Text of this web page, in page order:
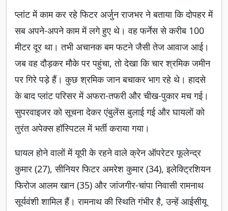
प्लांट में काम कर रहे फिटर अर्जुन राजभर ने बताया कि दोपहर में
सब अपने-अपने काम में लगे हुए थे। वह फर्नेस से करीब 100
मीटर दूर था। तभी अचानक बम फटने जैसी तेज आवाज आई।
जब वह दौड़कर मौके पर पहुंचा, तो देखा कि चार श्रमिक जमीन
पर गिरे पड़े हैं। कुछ श्रमिक जान बचाकर भाग रहे थे। हादसे
के बाद प्लांट परिसर में अफरा-तफरी और चीख-पुकार मच गई।
सुपरवाइजर को सूचना देकर एंबुलेंस बुलाई गई और घायलों को
तुरंत अपेक्स हॉस्पिटल में भर्ती कराया गया।
घायल होने वालों में यूपी के रहने वाले क्रेन ऑपरेटर फूलेन्द्र
कुमार (27), सीनियर फिटर अमरेश कुमार (34), इलेक्ट्रिशियन
फिरोज आलम खान (35) और जांजगीर-चांपा निवासी रामनाथ
सूर्यवंशी शामिल हैं। रामनाथ की स्थिति गंभीर है, उन्हें आईसीयू